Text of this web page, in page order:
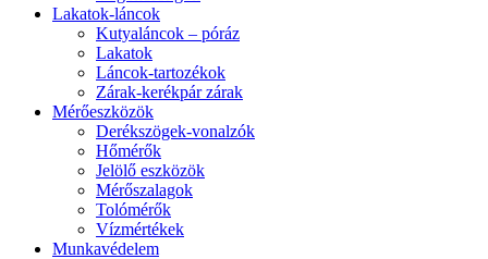
Lakatok-láncok
Kutyaláncok – póráz
Lakatok
Láncok-tartozékok
Zárak-kerékpár zárak
Mérőeszközök
Derékszögek-vonalzók
Hőmérők
Jelölő eszközök
Mérőszalagok
Tolómérők
Vízmértékek
Munkavédelem